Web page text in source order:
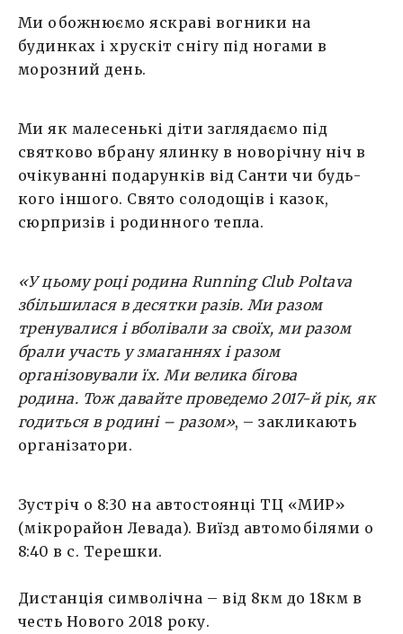
Ми обожнюємо яскраві вогники на
будинках і хрускіт снігу під ногами в
морозний день.
Ми як малесенькі діти заглядаємо під
святково вбрану ялинку в новорічну ніч в
очікуванні подарунків від Санти чи будь-
кого іншого. Свято солодощів і казок,
сюрпризів і родинного тепла.
«У цьому році родина Running Club Poltava
збільшилася в десятки разів. Ми разом
тренувалися і вболівали за своїх, ми разом
брали участь у змаганнях і разом
організовували їх. Ми велика бігова
родина. Тож давайте проведемо 2017-й рік, як
годиться в родині – разом», – закликають
організатори.
Зустріч о 8:30 на автостоянці ТЦ «МИР»
(мікрорайон Левада). Виїзд автомобілями о
8:40 в с. Терешки.
Дистанція символічна – від 8км до 18км в
честь Нового 2018 року.